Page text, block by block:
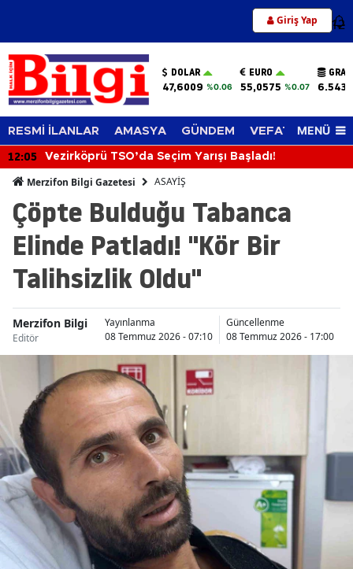
Giriş Yap 12
DOLAR
47,6009 %0.06
EURO
55,0575 %0.07
RESMİ İLANLAR AMASYA GÜNDEM VEFAT EDENLER
MENÜ
12:05 Vezirköprü TSO’da Seçim Yarışı Başladı!
Merzifon Bilgi Gazetesi ASAYİŞ
Çöpte Bulduğu Tabanca
Elinde Patladı! "Kör Bir
Talihsizlik Oldu"
Merzifon Bilgi
Editör
Yayınlanma
08 Temmuz 2026 - 07:10
Güncellenme
08 Temmuz 2026 - 17:00